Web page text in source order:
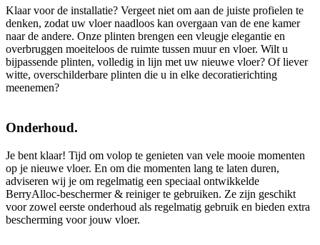
Klaar voor de installatie? Vergeet niet om aan de juiste profielen te
denken, zodat uw vloer naadloos kan overgaan van de ene kamer
naar de andere. Onze plinten brengen een vleugje elegantie en
overbruggen moeiteloos de ruimte tussen muur en vloer. Wilt u
bijpassende plinten, volledig in lijn met uw nieuwe vloer? Of liever
witte, overschilderbare plinten die u in elke decoratierichting
meenemen?
Onderhoud.
Je bent klaar! Tijd om volop te genieten van vele mooie momenten
op je nieuwe vloer. En om die momenten lang te laten duren,
adviseren wij je om regelmatig een speciaal ontwikkelde
BerryAlloc-beschermer & reiniger te gebruiken. Ze zijn geschikt
voor zowel eerste onderhoud als regelmatig gebruik en bieden extra
bescherming voor jouw vloer.